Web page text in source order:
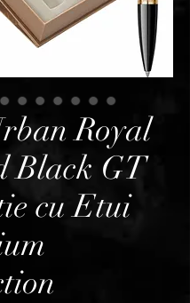
Royal
Black GT
cu Etui